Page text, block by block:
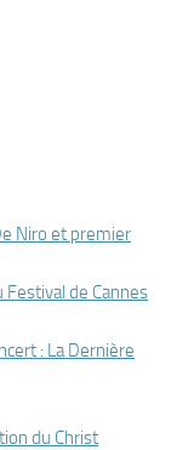
Niro et premier
Festival de Cannes
: La Dernière
du Christ